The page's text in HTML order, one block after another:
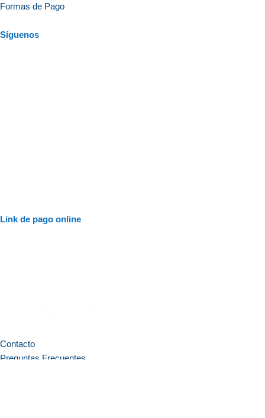
Formas de Pago
Síguenos
Link de pago online
Contacto
Preguntas Frecuentes